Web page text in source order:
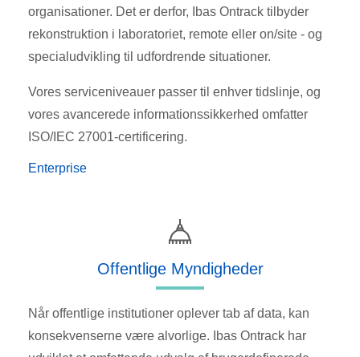
organisationer. Det er derfor, Ibas Ontrack tilbyder
rekonstruktion i laboratoriet, remote eller on/site - og
specialudvikling til udfordrende situationer.
Vores serviceniveauer passer til enhver tidslinje, og
vores avancerede informationssikkerhed omfatter
ISO/IEC 27001-certificering.
Enterprise
Offentlige Myndigheder
Når offentlige institutioner oplever tab af data, kan
konsekvenserne være alvorlige. Ibas Ontrack har